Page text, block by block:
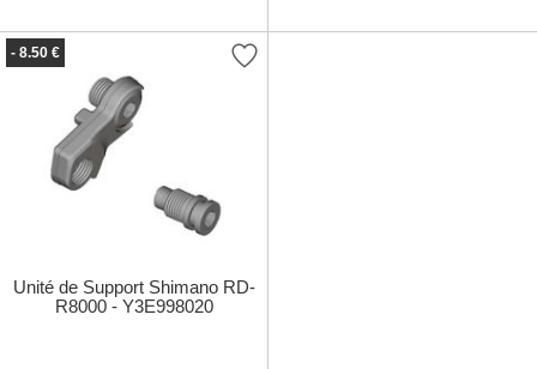
- 8.50 €
Unité de Support Shimano RD-
R8000 - Y3E998020